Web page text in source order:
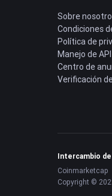
Sobre
Condiciones
Política de
Manejo de API
Centro de
Verificación
Intercambio
Coinmarketcap
Copyright ©